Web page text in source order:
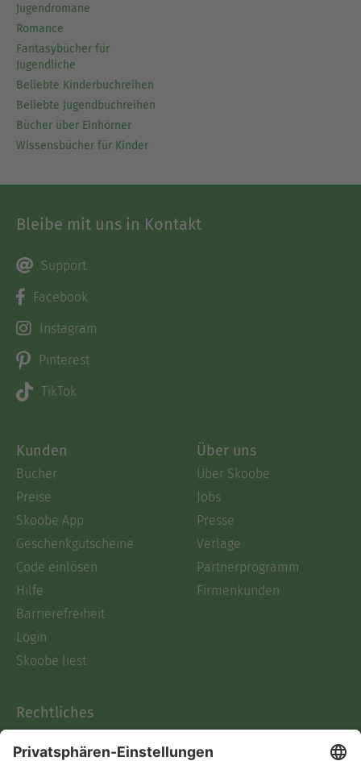
Jugendromane
Romance
Fantasybücher für
Jugendliche
Beliebte Kinderbuchreihen
Beliebte Jugendbuchreihen
Bücher über Einhörner
Wissensbücher für Kinder
Bleibe mit uns in Kontakt
Support
Facebook
Instagram
Pinterest
TikTok
Kunden
Bücher
Preise
Skoobe App
Geschenkgutscheine
Code einlösen
Hilfe
Barrierefreiheit
Login
Skoobe liest
Über uns
Über Skoobe
Jobs
Presse
Verlage
Partnerprogramm
Firmenkunden
Rechtliches